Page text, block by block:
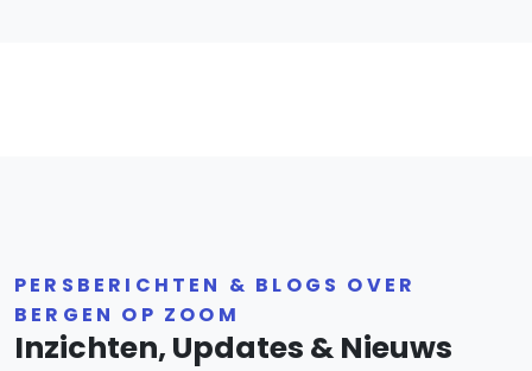
PERSBERICHTEN & BLOGS OVER
BERGEN OP ZOOM
Inzichten, Updates & Nieuws